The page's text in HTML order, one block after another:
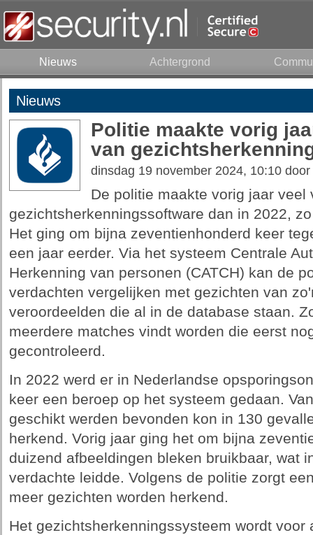
Nieuws Achtergrond
Nieuws
Politie maakte vorig
van
dinsdag 19 november 2024, 10:10 door
De politie maakte vorig jaar veel
gezichtsherkenningssoftware dan in 2022,
Het ging om bijna zeventienhonderd keer
een jaar eerder. Via het systeem Centrale
Herkenning van personen (CATCH) kan de
verdachten vergelijken met gezichten van
veroordeelden die al in de database staan.
meerdere matches vindt worden die eerst
gecontroleerd.
In 2022 werd er in Nederlandse
keer een beroep op het systeem gedaan.
geschikt werden bevonden kon in 130
herkend. Vorig jaar ging het om bijna
duizend afbeeldingen bleken bruikbaar, wat
verdachte leidde. Volgens de politie zorgt
meer gezichten worden herkend.
Het gezichtsherkenningssysteem wordt